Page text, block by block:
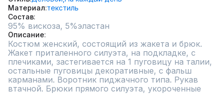
Материал текстиль
Состав
95% вискоза, 5%эластан
Описание
Костюм женский, состоящий из жакета и брюк.
Жакет приталенного силуэта, на подкладке, с
плечиками, застегивается на 1 пуговицу на талии,
остальные пуговицы декоративные, с фальш
карманами. Воротник пиджачного типа. Рукав
втачной. Брюки прямого силуэта, укороченные